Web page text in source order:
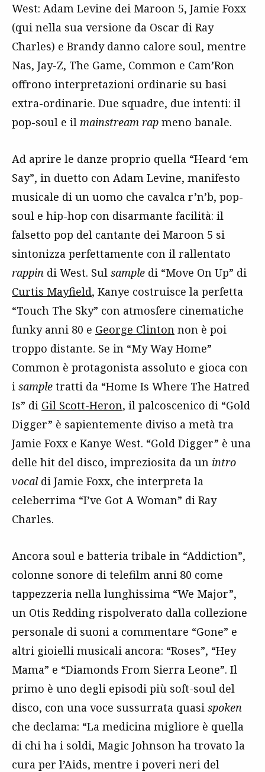
West: Adam Levine dei Maroon 5, Jamie Foxx
(qui nella sua versione da Oscar di Ray
Charles) e Brandy danno calore soul, mentre
Nas, Jay-Z, The Game, Common e Cam’Ron
offrono interpretazioni ordinarie su basi
extra-ordinarie. Due squadre, due intenti: il
pop-soul e il mainstream rap meno banale.
Ad aprire le danze proprio quella “Heard ‘em
Say”, in duetto con Adam Levine, manifesto
musicale di un uomo che cavalca r’n’b, pop-
soul e hip-hop con disarmante facilità: il
falsetto pop del cantante dei Maroon 5 si
sintonizza perfettamente con il rallentato
rappin di West. Sul sample di “Move On Up” di
Curtis Mayfield, Kanye costruisce la perfetta
“Touch The Sky” con atmosfere cinematiche
funky anni 80 e George Clinton non è poi
troppo distante. Se in “My Way Home”
Common è protagonista assoluto e gioca con
i sample tratti da “Home Is Where The Hatred
Is” di Gil Scott-Heron, il palcoscenico di “Gold
Digger” è sapientemente diviso a metà tra
Jamie Foxx e Kanye West. “Gold Digger” è una
delle hit del disco, impreziosita da un intro
vocaldi Jamie Foxx, che interpreta la
celeberrima “I’ve Got A Woman” di Ray
Charles.
Ancora soul e batteria tribale in “Addiction”,
colonne sonore di telefilm anni 80 come
tappezzeria nella lunghissima “We Major”,
un Otis Redding rispolverato dalla collezione
personale di suoni a commentare “Gone” e
altri gioielli musicali ancora: “Roses”, “Hey
Mama” e “Diamonds From Sierra Leone”. Il
primo è uno degli episodi più soft-soul del
disco, con una voce sussurrata quasi spoken
che declama: “La medicina migliore è quella
di chi ha i soldi, Magic Johnson ha trovato la
cura per l’Aids, mentre i poveri neri del